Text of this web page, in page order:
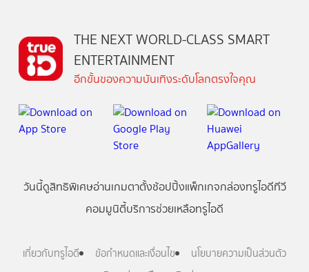
THE NEXT WORLD-CLASS SMART
ENTERTAINMENT
อีกขั้นของความบันเทิงระดับโลกตรงใจคุณ
วันนี้ดูสิทธิพิเศษอ่านเกมตาตั้งช้อปปิ้งแพ็กเกจกล่องทรูไอดีทีวี
คอมมูนิตี้บริการช่วยเหลือทรูไอดี
เกี่ยวกับทรูไอดี ข้อกำหนดและเงื่อนไข
นโยบายความเป็นส่วนตัว